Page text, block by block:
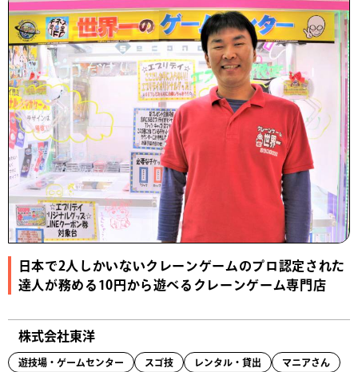
日本で2人しかいないクレーンゲームのプロ認定された
達人が務める10円から遊べるクレーンゲーム専門店
株式会社東洋
遊技場・ゲームセンター スゴ技 レンタル・貸出 マニアさん